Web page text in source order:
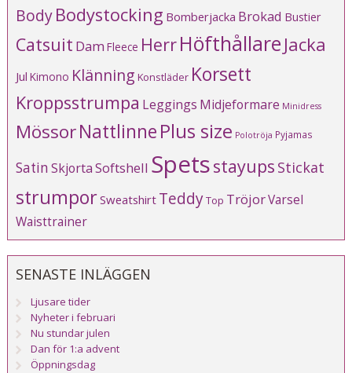
BodyBodystocking Bomberjacka Brokad Bustier
Catsuit Dam Fleece HerrHöfthållare Jacka
Jul Kimono Klänning Konstläder Korsett
Kroppsstrumpa Leggings Midjeformare Minidress
MössorNattlinnePlus size Polotröja Pyjamas
SatinSkjortaSoftshell Spetsstayups Stickat
strumporSweatshirt TeddyTop TröjorVarsel
Waisttrainer
SENASTE INLÄGGEN
Ljusare tider
Nyheter i februari
Nu stundar julen
Dan för 1:a advent
Öppningsdag